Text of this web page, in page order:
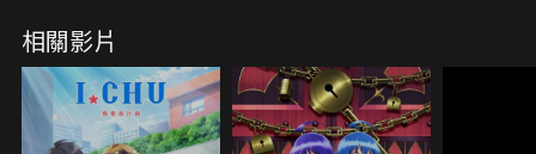
相關影片